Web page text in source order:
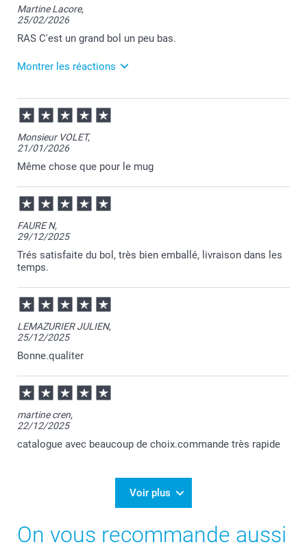
Martine Lacore,
25/02/2026
RAS C'est un grand bol un peu bas.
Montrer les réactions
26/02/2026
10:38
Bonjour Martine,
Merci pour votre commande et je transmettrai votre
ressenti au service concerné.
Votre avis est très important pour nous afin de nous
améliorer.
Nous restons à votre écoute et je vous souhaite une
belle journée.
Cordialement,
Florence@smartphoto
Monsieur VOLET,
21/01/2026
Même chose que pour le mug
FAURE N,
29/12/2025
Trés satisfaite du bol, très bien emballé, livraison dans les
temps.
LEMAZURIER JULIEN,
25/12/2025
Bonne.qualiter
martine cren,
22/12/2025
catalogue avec beaucoup de choix.commande très rapide
Voir plus
On vous recommande aussi